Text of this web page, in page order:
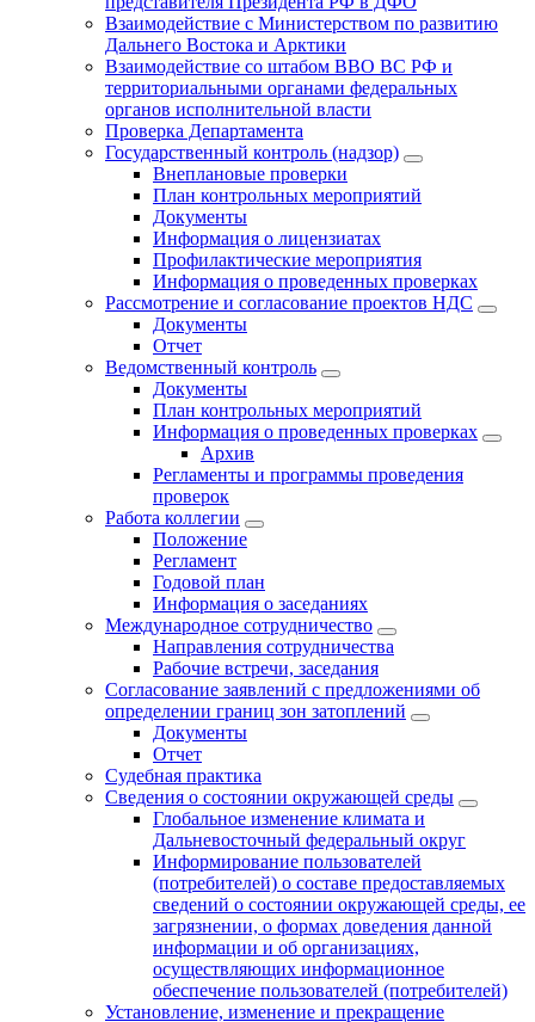
Взаимодействие с Министерством по развитию
Дальнего Востока и Арктики
Взаимодействие со штабом ВВО ВС РФ и
территориальными органами федеральных
органов исполнительной власти
Проверка Департамента
Государственный контроль (надзор)
Внеплановые проверки
План контрольных мероприятий
Документы
Информация о лицензиатах
Профилактические мероприятия
Информация о проведенных проверках
Рассмотрение и согласование проектов НДС
Документы
Отчет
Ведомственный контроль
Документы
План контрольных мероприятий
Информация о проведенных проверках
Архив
Регламенты и программы проведения
проверок
Работа коллегии
Положение
Регламент
Годовой план
Информация о заседаниях
Международное сотрудничество
Направления сотрудничества
Рабочие встречи, заседания
Согласование заявлений с предложениями об
определении границ зон затоплений
Документы
Отчет
Судебная практика
Сведения о состоянии окружающей среды
Глобальное изменение климата и
Дальневосточный федеральный округ
Информирование пользователей
(потребителей) о составе предоставляемых
сведений о состоянии окружающей среды, ее
загрязнении, о формах доведения данной
информации и об организациях,
осуществляющих информационное
обеспечение пользователей (потребителей)
Установление, изменение и прекращение